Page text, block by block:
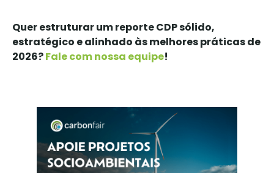
Quer estruturar um reporte CDP sólido,
estratégico e alinhado às melhores práticas de
2026?Fale com nossa equipe!